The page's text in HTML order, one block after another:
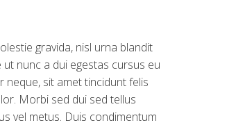
gravida, nisl urna blandit
nunc a dui egestas cursus eu
neque, sit amet tincidunt felis
Morbi sed dui sed tellus
vel metus. Duis condimentum